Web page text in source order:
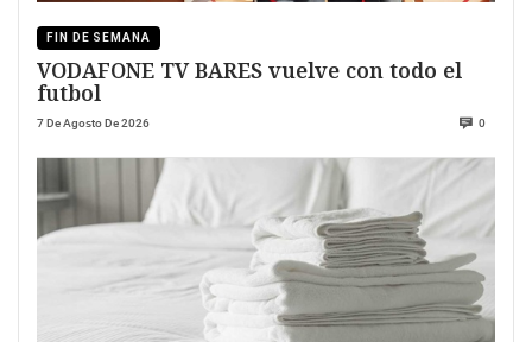
FIN DE SEMANA
VODAFONE TV BARES vuelve con todo el
futbol
7 De Agosto De 2026 0